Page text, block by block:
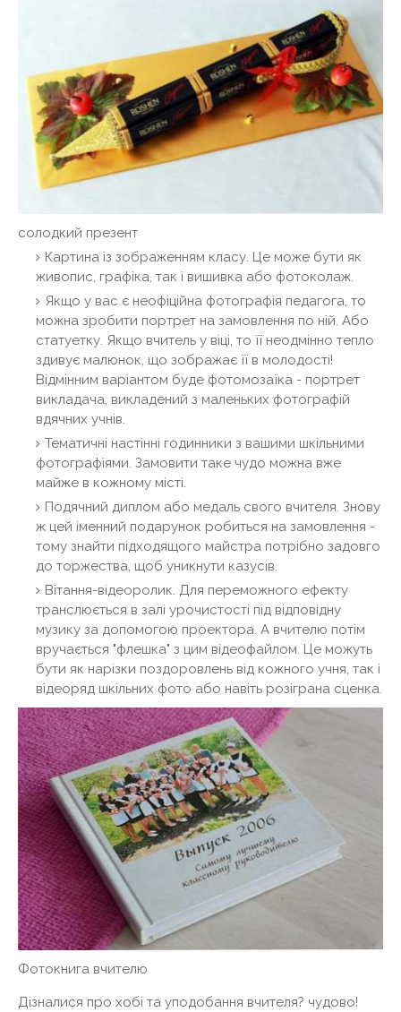
солодкий презент
Картина із зображенням класу. Це може бути як
живопис, графіка, так і вишивка або фотоколаж.
Якщо у вас є неофіційна фотографія педагога, то
можна зробити портрет на замовлення по ній. Або
статуетку. Якщо вчитель у віці, то її неодмінно тепло
здивує малюнок, що зображає її в молодості!
Відмінним варіантом буде фотомозаїка - портрет
викладача, викладений з маленьких фотографій
вдячних учнів.
Тематичні настінні годинники з вашими шкільними
фотографіями. Замовити таке чудо можна вже
майже в кожному місті.
Подячний диплом або медаль свого вчителя. Знову
ж цей іменний подарунок робиться на замовлення -
тому знайти підходящого майстра потрібно задовго
до торжества, щоб уникнути казусів.
Вітання-відеоролик. Для переможного ефекту
транслюється в залі урочистості під відповідну
музику за допомогою проектора. А вчителю потім
вручається "флешка" з цим відеофайлом. Це можуть
бути як нарізки поздоровлень від кожного учня, так і
відеоряд шкільних фото або навіть розіграна сценка.
Фотокнига вчителю
Дізналися про хобі та уподобання вчителя? чудово!